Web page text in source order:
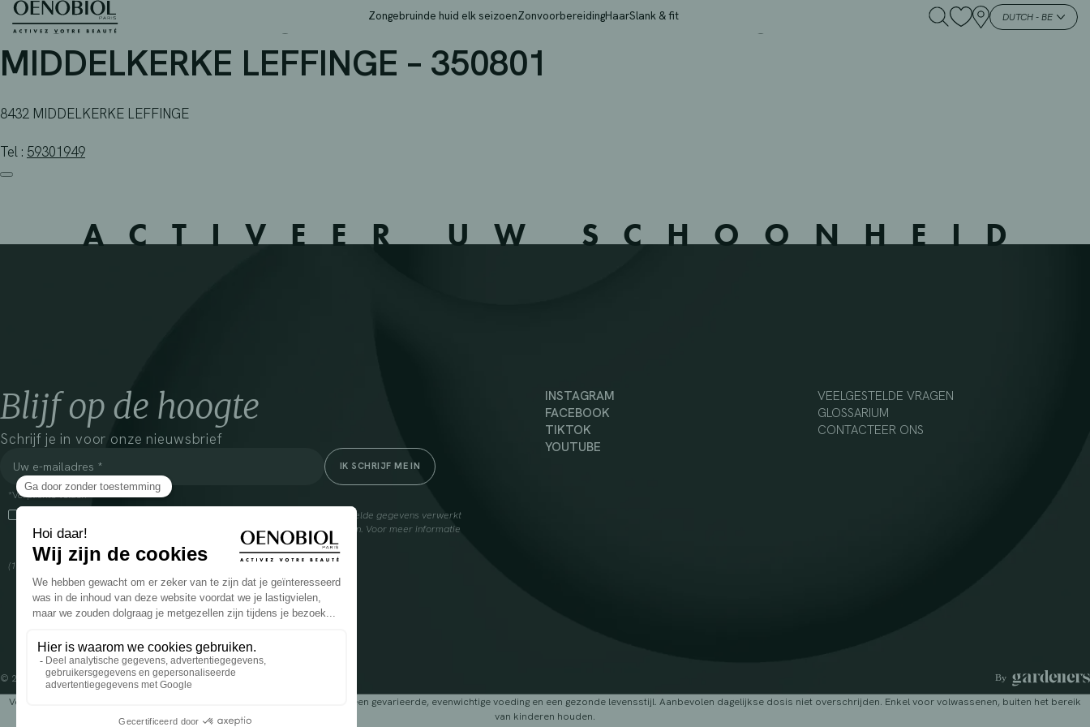
Skip
Zongebruinde huid elk seizoenZonvoorbereidingHaarSlank & fit DUTCH - BE
APOTHEEK DEBRUYNE – MIDDELKERKE LEFFINGE – 350801 –
MIDDELKERKE LEFFINGE – 350801
8432 MIDDELKERKE LEFFINGE
Tel : 59301949
ACTIVEER UW SCHOONHEID
Blijf op de hoogte
Schrijf je in voor onze nieuwsbrief
*Verplichte velden
Door dit vakje aan te vinken, ga ik ermee akkoord dat Cooper(1) de verzamelde gegevens verwerkt
om mij commerciële informatie te sturen over zijn producten en aanbiedingen. Voor meer informatie
over het beheer van uw gegevens en uw rechten, klikhier
(1) Coopération pharmaceutique Française, RCS Melun 399 227 636
INSTAGRAM
FACEBOOK
TIKTOK
YOUTUBE
VEELGESTELDE VRAGEN
GLOSSARIUM
CONTACTEER ONS
© 2024 OENOBIOL PARIS
Voedingssupplement dat moet worden geconsumeerd als onderdeel van een gevarieerde, evenwichtige voeding en een gezonde levensstijl. Aanbevolen dagelijkse dosis niet overschrijden. Enkel voor volwassenen, buiten het bereik
van kinderen houden.